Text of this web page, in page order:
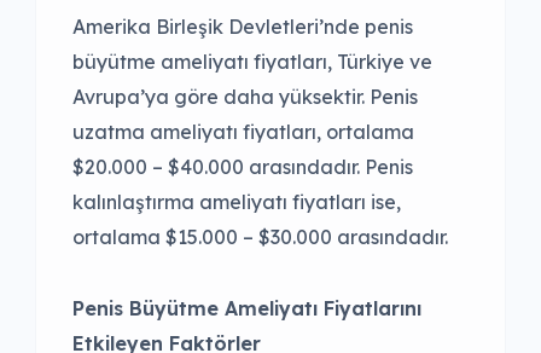
Amerika Birleşik Devletleri’nde penis
büyütme ameliyatı fiyatları, Türkiye ve
Avrupa’ya göre daha yüksektir. Penis
uzatma ameliyatı fiyatları, ortalama
$20.000 – $40.000 arasındadır. Penis
kalınlaştırma ameliyatı fiyatları ise,
ortalama $15.000 – $30.000 arasındadır.
Penis Büyütme Ameliyatı Fiyatlarını
Etkileyen Faktörler